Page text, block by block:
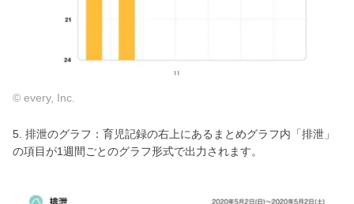
© every, Inc.
5. 排泄のグラフ：育児記録の右上にあるまとめグラフ内「排泄」
の項目が1週間ごとのグラフ形式で出力されます。